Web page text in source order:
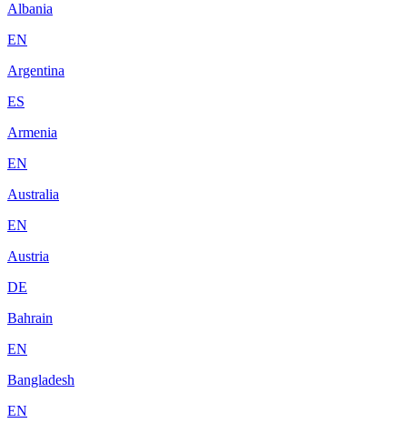
Albania
EN
Argentina
ES
Armenia
EN
Australia
EN
Austria
DE
Bahrain
EN
Bangladesh
EN